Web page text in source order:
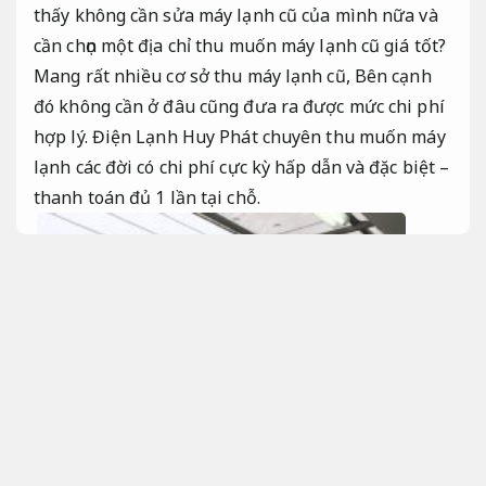
thấy không cần sửa máy lạnh cũ của mình nữa và
cần chọn một địa chỉ thu muốn máy lạnh cũ giá tốt?
Mang rất nhiều cơ sở thu máy lạnh cũ, Bên cạnh
đó không cần ở đâu cũng đưa ra được mức chi phí
hợp lý. Điện Lạnh Huy Phát chuyên thu muốn máy
lạnh các đời có chi phí cực kỳ hấp dẫn và đặc biệt –
thanh toán đủ 1 lần tại chỗ.